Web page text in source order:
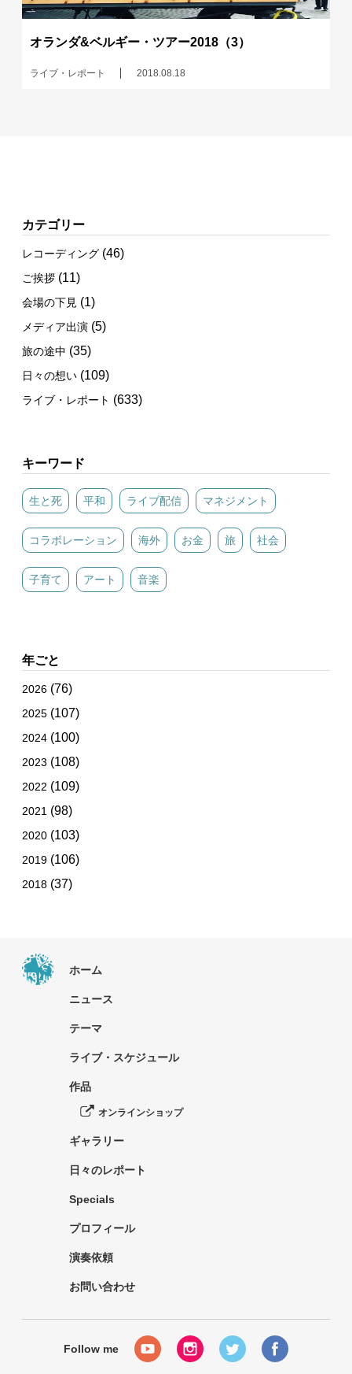
オランダ&ベルギー・ツアー2018（3）
ライブ・レポート 2018.08.18
カテゴリー
レコーディング (46)
ご挨拶 (11)
会場の下見 (1)
メディア出演 (5)
旅の途中 (35)
日々の想い (109)
ライブ・レポート (633)
キーワード
生と死 平和 ライブ配信 マネジメント
コラボレーション 海外 お金 旅 社会
子育て アート 音楽
年ごと
2026 (76)
2025 (107)
2024 (100)
2023 (108)
2022 (109)
2021 (98)
2020 (103)
2019 (106)
2018 (37)
ホーム
ニュース
テーマ
ライブ・スケジュール
作品
オンラインショップ
ギャラリー
日々のレポート
Specials
プロフィール
演奏依頼
お問い合わせ